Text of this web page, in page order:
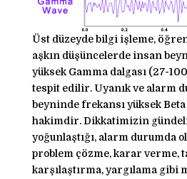
Üst düzeyde bilgi işleme,
aşkın düşüncelerde insan
yüksek Gamma dalgası (27-
tespit edilir. Uyanık ve alarm
beyninde frekansı yüksek
hakimdir. Dikkatimizin
yoğunlaştığı, alarm durumda
problem çözme, karar verme,
karşılaştırma, yargılama gibi